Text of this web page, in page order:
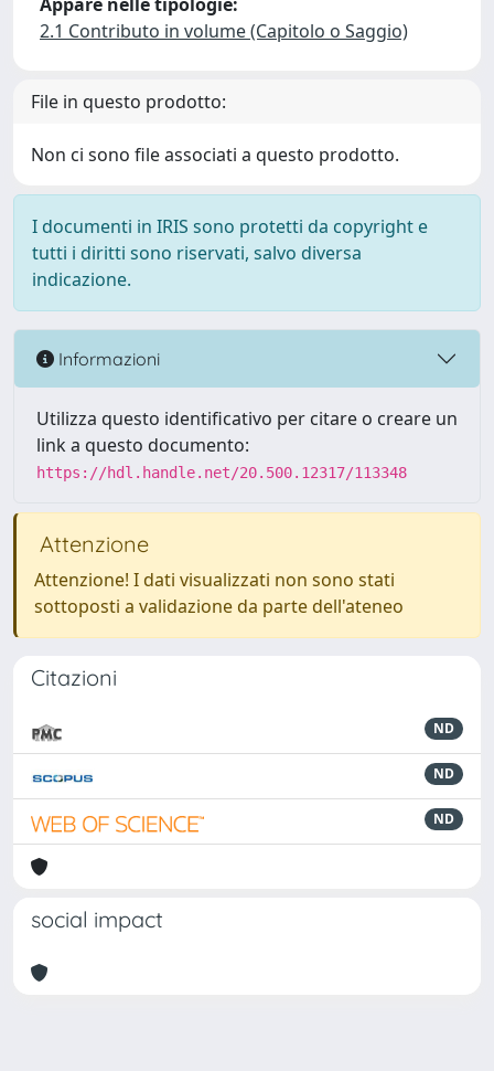
2.1 Contributo in volume (Capitolo o Saggio)
File in questo prodotto:
Non ci sono file associati a questo prodotto.
I documenti in IRIS sono protetti da copyright e
tutti i diritti sono riservati, salvo diversa
indicazione.
Informazioni
Utilizza questo identificativo per citare o creare un
link a questo documento:
https://hdl.handle.net/20.500.12317/113348
Attenzione
Attenzione! I dati visualizzati non sono stati
sottoposti a validazione da parte dell'ateneo
Citazioni
ND
ND
ND
social impact